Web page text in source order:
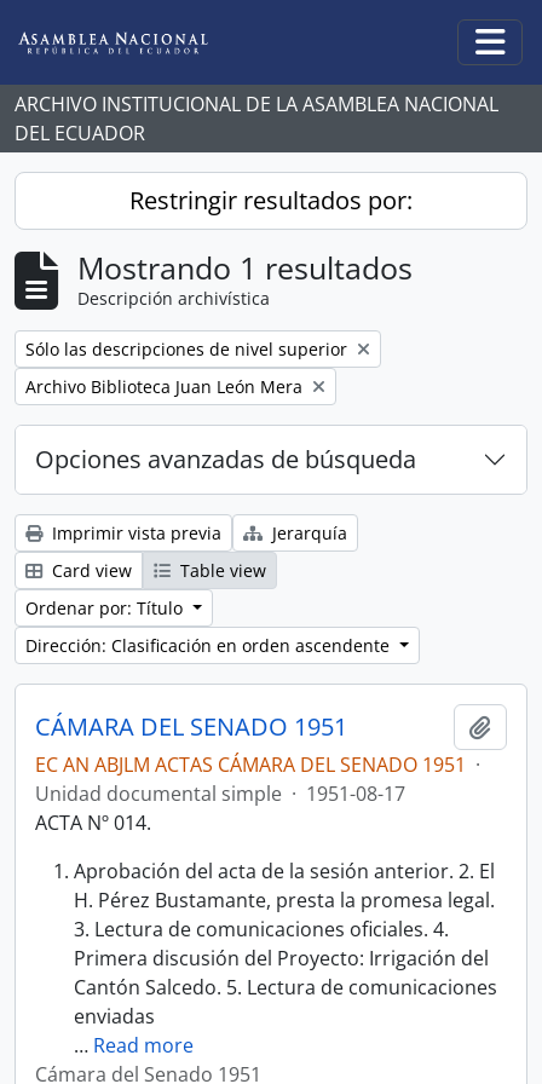
ARCHIVO INSTITUCIONAL DE LA ASAMBLEA NACIONAL
DEL ECUADOR
Restringir resultados por:
Mostrando 1 resultados
Descripción archivística
Remove filter:
Sólo las descripciones de nivel superior
Remove filter:
Archivo Biblioteca Juan León Mera
Opciones avanzadas de búsqueda
Imprimir vista previa
Jerarquía
Card view
Table view
Ordenar por: Título
Dirección: Clasificación en orden ascendente
CÁMARA DEL SENADO 1951
EC AN ABJLM ACTAS CÁMARA DEL SENADO 1951 ·
Unidad documental simple · 1951-08-17
ACTA Nº 014.
Aprobación del acta de la sesión anterior. 2. El
H. Pérez Bustamante, presta la promesa legal.
3. Lectura de comunicaciones oficiales. 4.
Primera discusión del Proyecto: Irrigación del
Cantón Salcedo. 5. Lectura de comunicaciones
enviadas
… Read more
Cámara del Senado 1951